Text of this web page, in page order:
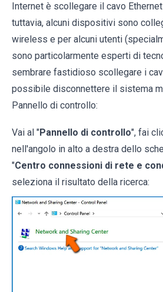
Internet è scollegare il cavo
tuttavia, alcuni dispositivi sono
wireless e per alcuni utenti
sono particolarmente esperti di
sembrare fastidioso scollegare i
possibile disconnettere il sistema
Pannello di controllo:
Vai al "Pannello di controllo", fai
nell'angolo in alto a destra dello
"Centro connessioni di rete e
seleziona il risultato della ricerca: